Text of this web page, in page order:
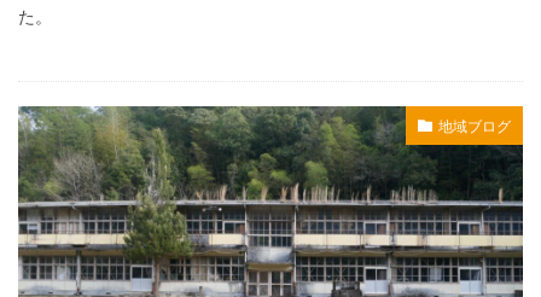
た。
地域ブログ